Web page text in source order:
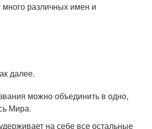
различных имен и
далее.
можно объединить в одно,
Мира.
на себе все остальные